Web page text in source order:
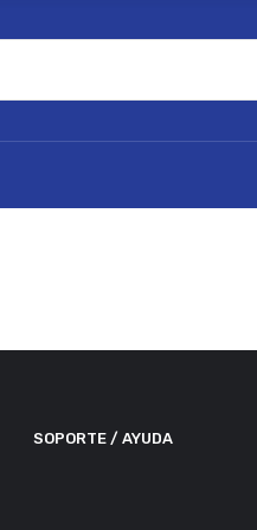
SOPORTE / AYUDA